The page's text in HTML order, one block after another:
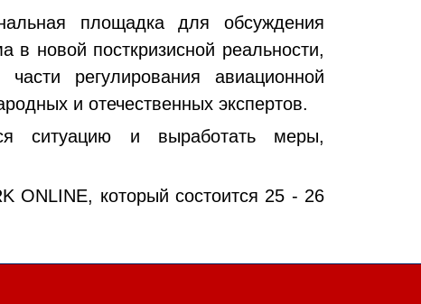
площадка для обсуждения
в новой посткризисной реальности,
регулирования авиационной
и отечественных экспертов.
ситуацию и выработать меры,
ONLINE, который состоится 25 - 26